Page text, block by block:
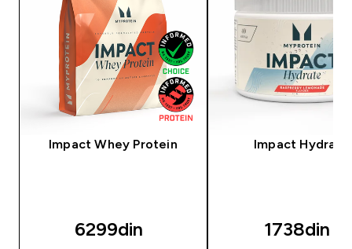
Impact Whey Protein
6299din‎
Impact Hydrate
1738din‎